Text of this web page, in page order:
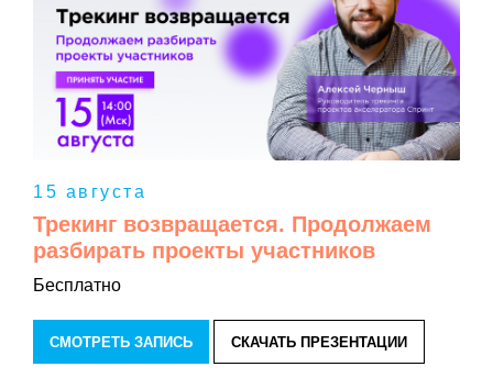
15 августа
Трекинг возвращается. Продолжаем
разбирать проекты участников
Бесплатно
СМОТРЕТЬ ЗАПИСЬ СКАЧАТЬ ПРЕЗЕНТАЦИИ